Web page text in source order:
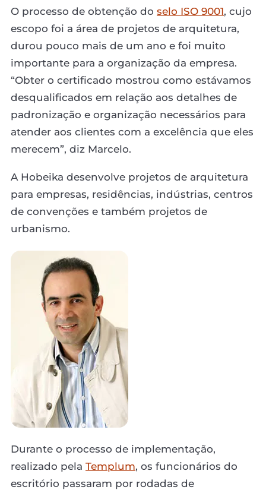
O processo de obtenção do selo ISO 9001, cujo
escopo foi a área de projetos de arquitetura,
durou pouco mais de um ano e foi muito
importante para a organização da empresa.
“Obter o certificado mostrou como estávamos
desqualificados em relação aos detalhes de
padronização e organização necessários para
atender aos clientes com a excelência que eles
merecem”, diz Marcelo.
A Hobeika desenvolve projetos de arquitetura
para empresas, residências, indústrias, centros
de convenções e também projetos de
urbanismo.
Durante o processo de implementação,
realizado pela Templum, os funcionários do
escritório passaram por rodadas de